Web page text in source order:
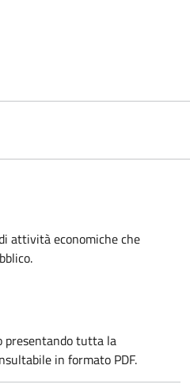
attività economiche che
presentando tutta la
in formato PDF.